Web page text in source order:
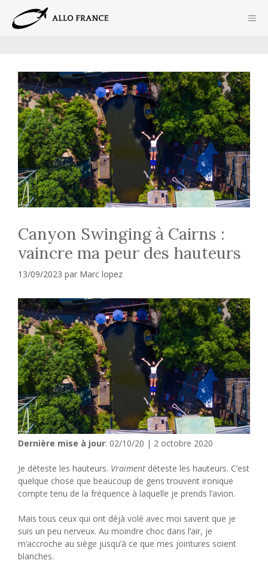
contenu
Canyon Swinging à Cairns :
vaincre ma peur des hauteurs
13/09/2023 par Marc lopez
Dernière mise à jour: 02/10/20 | 2 octobre 2020
Je déteste les hauteurs. Vraiment déteste les hauteurs. C’est
quelque chose que beaucoup de gens trouvent ironique
compte tenu de la fréquence à laquelle je prends l’avion.
Mais tous ceux qui ont déjà volé avec moi savent que je
suis un peu nerveux. Au moindre choc dans l’air, je
m’accroche au siège jusqu’à ce que mes jointures soient
blanches.